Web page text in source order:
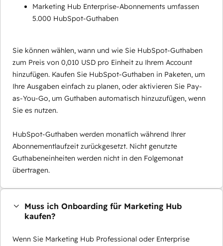
Marketing Hub Enterprise-Abonnements umfassen
5.000 HubSpot-Guthaben
Sie können wählen, wann und wie Sie HubSpot-Guthaben
zum Preis von 0,010 USD pro Einheit zu Ihrem Account
hinzufügen. Kaufen Sie HubSpot-Guthaben in Paketen, um
Ihre Ausgaben einfach zu planen, oder aktivieren Sie Pay-
as-You-Go, um Guthaben automatisch hinzuzufügen, wenn
Sie es nutzen.
HubSpot-Guthaben werden monatlich während Ihrer
Abonnementlaufzeit zurückgesetzt. Nicht genutzte
Guthabeneinheiten werden nicht in den Folgemonat
übertragen.
Muss ich Onboarding für Marketing Hub
kaufen?
Wenn Sie Marketing Hub Professional oder Enterprise